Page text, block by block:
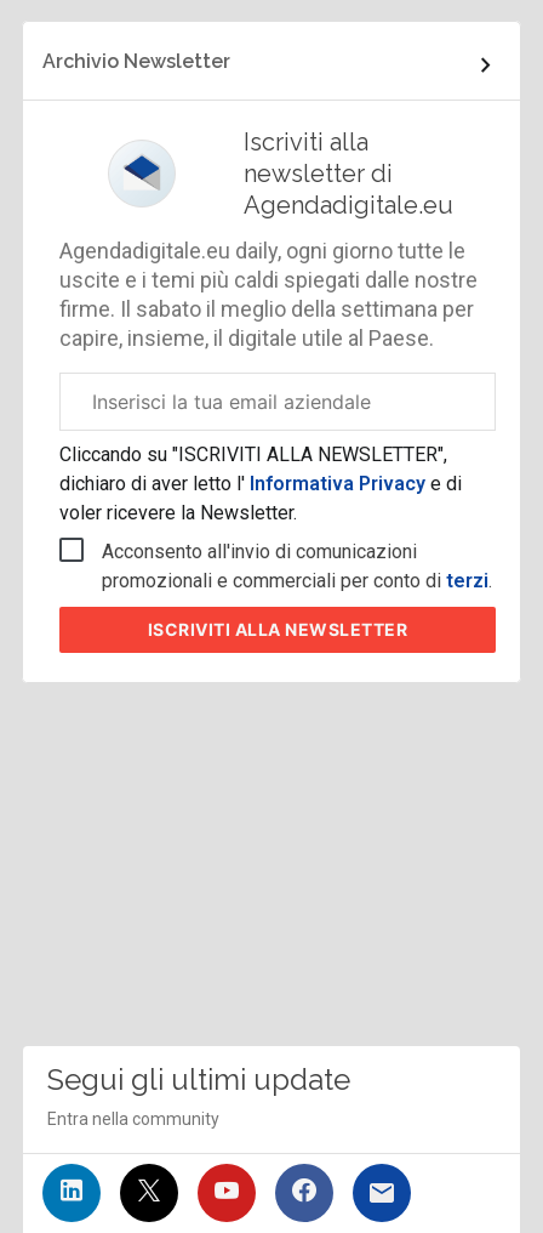
Archivio Newsletter
Iscriviti alla
newsletter di
Agendadigitale.eu
Agendadigitale.eu daily, ogni giorno tutte le
uscite e i temi più caldi spiegati dalle nostre
firme. Il sabato il meglio della settimana per
capire, insieme, il digitale utile al Paese.
aziendale
Cliccando su "ISCRIVITI ALLA NEWSLETTER",
dichiaro di aver letto l' Informativa Privacye di
voler ricevere la Newsletter.
Acconsento all'invio di comunicazioni
promozionali e commerciali per conto diterzi.
ISCRIVITI ALLA NEWSLETTER
Segui gli ultimi update
Entra nella community